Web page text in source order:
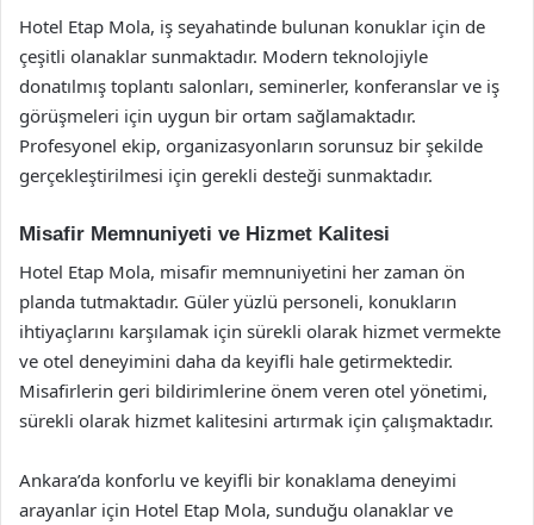
Hotel Etap Mola, iş seyahatinde bulunan konuklar için de
çeşitli olanaklar sunmaktadır. Modern teknolojiyle
donatılmış toplantı salonları, seminerler, konferanslar ve iş
görüşmeleri için uygun bir ortam sağlamaktadır.
Profesyonel ekip, organizasyonların sorunsuz bir şekilde
gerçekleştirilmesi için gerekli desteği sunmaktadır.
Misafir Memnuniyeti ve Hizmet Kalitesi
Hotel Etap Mola, misafir memnuniyetini her zaman ön
planda tutmaktadır. Güler yüzlü personeli, konukların
ihtiyaçlarını karşılamak için sürekli olarak hizmet vermekte
ve otel deneyimini daha da keyifli hale getirmektedir.
Misafirlerin geri bildirimlerine önem veren otel yönetimi,
sürekli olarak hizmet kalitesini artırmak için çalışmaktadır.
Ankara’da konforlu ve keyifli bir konaklama deneyimi
arayanlar için Hotel Etap Mola, sunduğu olanaklar ve